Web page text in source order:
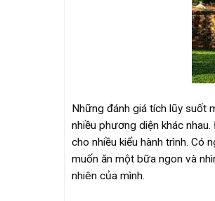
Những đánh giá tích lũy suốt
nhiều phương diện khác
cho nhiều kiểu hành trình. Có
muốn ăn một bữa ngon và
nhiên của mình.